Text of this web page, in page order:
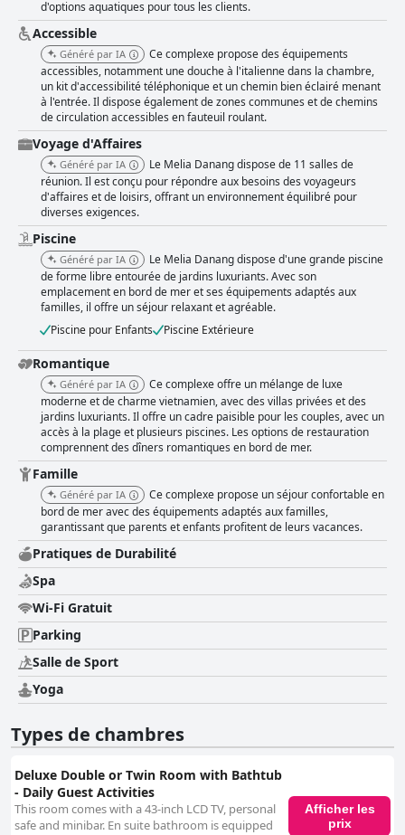
d'options aquatiques pour tous les clients.
Accessible
Généré par IA
Ce complexe propose des équipements
accessibles, notamment une douche à l'italienne dans la chambre,
un kit d'accessibilité téléphonique et un chemin bien éclairé menant
à l'entrée. Il dispose également de zones communes et de chemins
de circulation accessibles en fauteuil roulant.
Voyage d'Affaires
Généré par IA
Le Melia Danang dispose de 11 salles de
réunion. Il est conçu pour répondre aux besoins des voyageurs
d'affaires et de loisirs, offrant un environnement équilibré pour
diverses exigences.
Piscine
Généré par IA
Le Melia Danang dispose d'une grande piscine
de forme libre entourée de jardins luxuriants. Avec son
emplacement en bord de mer et ses équipements adaptés aux
familles, il offre un séjour relaxant et agréable.
Piscine pour Enfants
Piscine Extérieure
Romantique
Généré par IA
Ce complexe offre un mélange de luxe
moderne et de charme vietnamien, avec des villas privées et des
jardins luxuriants. Il offre un cadre paisible pour les couples, avec un
accès à la plage et plusieurs piscines. Les options de restauration
comprennent des dîners romantiques en bord de mer.
Famille
Généré par IA
Ce complexe propose un séjour confortable en
bord de mer avec des équipements adaptés aux familles,
garantissant que parents et enfants profitent de leurs vacances.
Pratiques de Durabilité
Spa
Wi-Fi Gratuit
Parking
Salle de Sport
Yoga
Types de chambres
Deluxe Double or Twin Room with Bathtub
- Daily Guest Activities
This room comes with a 43-inch LCD TV, personal
safe and minibar. En suite bathroom is equipped
Afficher les
prix